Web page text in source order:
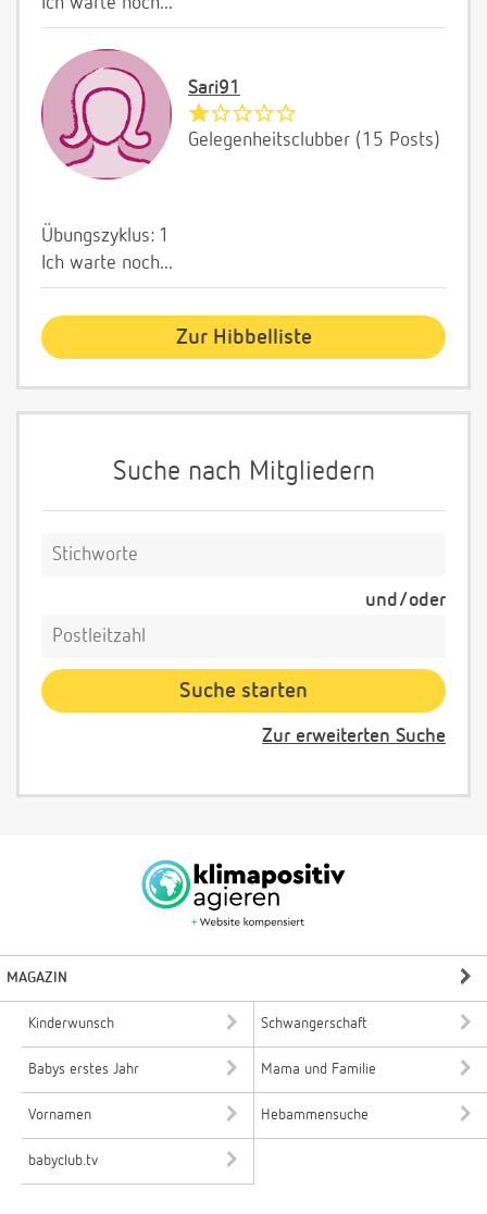
Sari91
Gelegenheitsclubber (15 Posts)
Übungszyklus: 1
Ich warte noch...
Zur Hibbelliste
Suche nach Mitgliedern
und/oder
Zur erweiterten Suche
MAGAZIN
Kinderwunsch Schwangerschaft
Babys erstes Jahr Mama und Familie
Vornamen Hebammensuche
babyclub.tv